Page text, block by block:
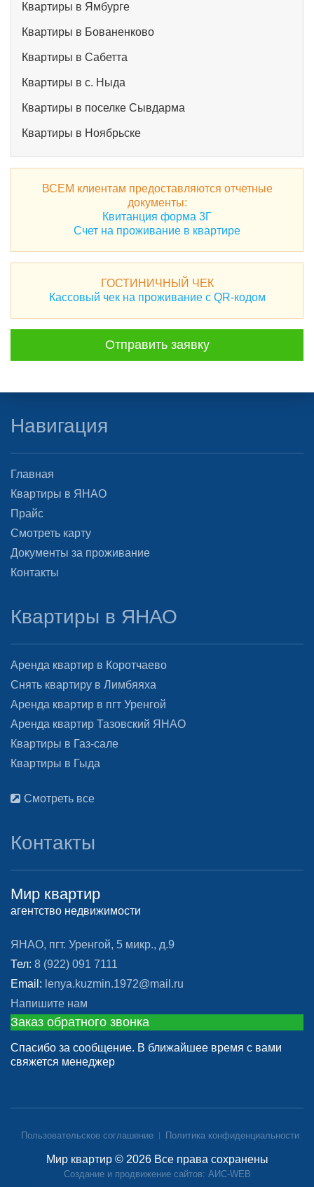
Квартиры в Ямбурге
Квартиры в Бованенково
Квартиры в Сабетта
Квартиры в с. Ныда
Квартиры в поселке Сывдарма
Квартиры в Ноябрьске
ВСЕМ клиентам предоставляются отчетные
документы:
Квитанция форма 3Г
Счет на проживание в квартире
ГОСТИНИЧНЫЙ ЧЕК
Кассовый чек на проживание с QR-кодом
Отправить заявку
Навигация
Главная
Квартиры в ЯНАО
Прайс
Смотреть карту
Документы за проживание
Контакты
Квартиры в ЯНАО
Аренда квартир в Коротчаево
Снять квартиру в Лимбяяха
Аренда квартир в пгт Уренгой
Аренда квартир Тазовский ЯНАО
Квартиры в Газ-сале
Квартиры в Гыда
Смотреть все
Контакты
Мир квартир
агентство недвижимости
ЯНАО, пгт. Уренгой, 5 микр., д.9
Тел: 8 (922) 091 7111
Email: lenya.kuzmin.1972@mail.ru
Напишите нам
Заказ обратного звонка
Спасибо за сообщение. В ближайшее время с вами
свяжется менеджер
Пользовательское соглашение Политика конфиденциальности
Мир квартир © 2026 Все права сохранены
Создание и продвижение сайтов: АИС-WEB